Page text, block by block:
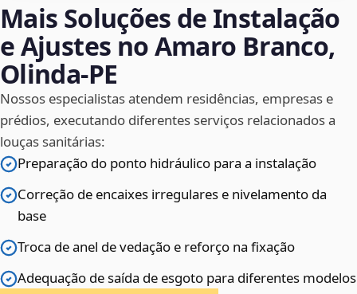
Mais Soluções de Instalação
e Ajustes no Amaro Branco,
Olinda‑PE
Nossos especialistas atendem residências, empresas e
prédios, executando diferentes serviços relacionados a
louças sanitárias:
Preparação do ponto hidráulico para a instalação
Correção de encaixes irregulares e nivelamento da
base
Troca de anel de vedação e reforço na fixação
Adequação de saída de esgoto para diferentes modelos